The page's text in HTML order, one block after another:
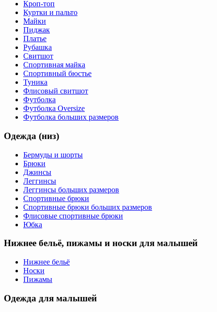
Кроп-топ
Куртки и пальто
Майки
Пиджак
Платье
Рубашка
Свитшот
Спортивная майка
Спортивный бюстье
Туника
Флисовый свитшот
Футболка
Футболка Oversize
Футболка больших размеров
Одежда (низ)
Бермуды и шорты
Брюки
Джинсы
Леггинсы
Леггинсы больших размеров
Спортивные брюки
Спортивные брюки больших размеров
Флисовые спортивные брюки
Юбка
Нижнее бельё, пижамы и носки для малышей
Нижнее бельё
Носки
Пижамы
Одежда для малышей